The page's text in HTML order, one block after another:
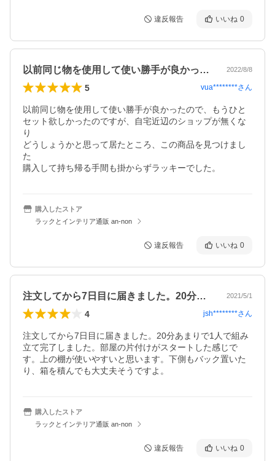
違反報告 いいね 0
以前同じ物を使用して使い勝手が良かった… 2022/8/8
5 vua********さん
以前同じ物を使用して使い勝手が良かったので、もうひと
セット欲しかったのですが、自宅近辺のショップが無くな
り
どうしょうかと思って居たところ、この商品を見つけまし
た
購入して持ち帰る手間も掛からずラッキーでした。
購入したストア
ラックとインテリア通販 an-non
違反報告 いいね 0
注文してから7日目に届きました。20分… 2021/5/1
4 jsh********さん
注文してから7日目に届きました。20分あまりで1人で組み
立て完了しました。部屋の片付けがスタートした感じで
す。上の棚が使いやすいと思います。下側もバック置いた
り、箱を積んでも大丈夫そうですよ。
購入したストア
ラックとインテリア通販 an-non
違反報告 いいね 0